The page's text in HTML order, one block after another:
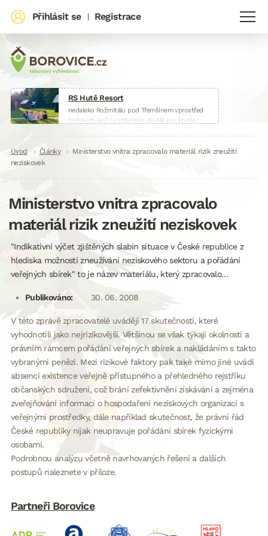
RS Hutě Resort
nedaleko Rožmitálu pod Třemšínem vprostřed
brdských lesů je středisko skvělé pro konání
www.huteresort.cz
Přihlásit se | Registrace
Drobečková
navigace
Úvod Články
Ministerstvo vnitra zpracovalo materiál rizik zneužití
neziskovek
Ministerstvo vnitra zpracovalo
materiál rizik zneužití neziskovek
"Indikativní výčet zjištěných slabin situace v České republice z
hlediska možností zneužívání neziskového sektoru a pořádání
veřejných sbírek" to je název materiálu, který zpracovalo…
Publikováno: 30. 06. 2008
V této zprávě zpracovatelé uvádějí 17 skutečností, které
vyhodnotili jako nejrizikovější. Většinou se však týkají okolností a
právním rámcem pořádání veřejných sbírek a nakládáním s takto
vybranými penězi. Mezi rizikové faktory pak také mimo jiné uvádí
absenci existence veřejně přístupného a přehledného rejstříku
občanských sdružení, což brání zefektivnění získávání a zejména
zveřejňování informací o hospodaření neziskových organizací s
veřejnými prostředky, dále například skutečnost, že právní řád
České republiky nijak neupravuje pořádání sbírek fyzickými
osobami.
Podrobnou analýzu včetně navrhovaných řešení a dalších
postupů naleznete v příloze.
Partneři Borovice